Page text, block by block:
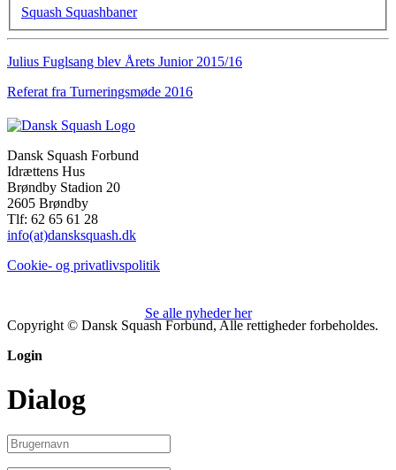
Squash Squashbaner
Julius Fuglsang blev Årets Junior 2015/16
Referat fra Turneringsmøde 2016
Dansk Squash Forbund
Idrættens Hus
Brøndby Stadion 20
2605 Brøndby
Tlf: 62 65 61 28
info(at)dansksquash.dk
Cookie- og privatlivspolitik
Se alle nyheder her
Copyright © Dansk Squash Forbund, Alle rettigheder forbeholdes.
Login
Dialog